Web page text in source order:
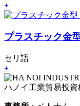
+
プラスチック金
セリ語
+
ハノイ工業貿易投資